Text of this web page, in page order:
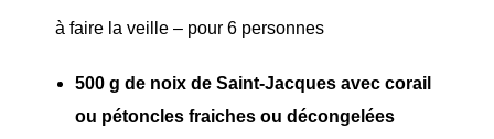
à faire la veille – pour 6 personnes
500 g de noix de Saint-Jacques avec corail
ou pétoncles fraiches ou décongelées